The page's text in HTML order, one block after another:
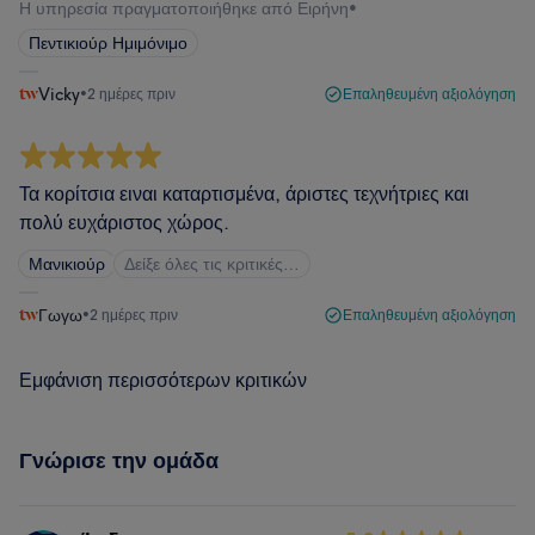
Η υπηρεσία πραγματοποιήθηκε από Ειρήνη•
Πεντικιούρ Ημιμόνιμο
Vicky•2 ημέρες πριν Επαληθευμένη αξιολόγηση
Τα κορίτσια ειναι καταρτισμένα, άριστες τεχνήτριες και
πολύ ευχάριστος χώρος.
Μανικιούρ Δείξε όλες τις κριτικές…
Γωγω•2 ημέρες πριν Επαληθευμένη αξιολόγηση
Εμφάνιση περισσότερων κριτικών
Γνώρισε την ομάδα